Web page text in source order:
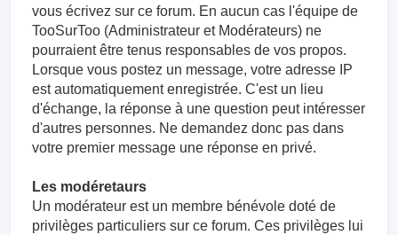
vous écrivez sur ce forum. En aucun cas l'équipe de
TooSurToo (Administrateur et Modérateurs) ne
pourraient être tenus responsables de vos propos.
Lorsque vous postez un message, votre adresse IP
est automatiquement enregistrée. C'est un lieu
d'échange, la réponse à une question peut intéresser
d'autres personnes. Ne demandez donc pas dans
votre premier message une réponse en privé.
Les modéretaurs
Un modérateur est un membre bénévole doté de
privilèges particuliers sur ce forum. Ces privilèges lui